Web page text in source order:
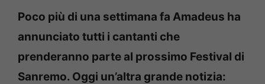
Poco più di una settimana fa Amadeus ha
annunciato tutti i cantanti che
prenderanno parte al prossimo Festival di
Sanremo. Oggi un’altra grande notizia: